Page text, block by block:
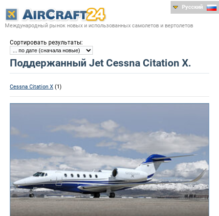
Международный рынок новых и использованных самолетов и вертолетов
Русский
Сортировать результаты:
Поддержанный Jet Cessna Citation X.
Cessna Citation X (1)